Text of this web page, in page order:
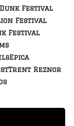
Festival
Festival
Festival
Epica
Trent Reznor